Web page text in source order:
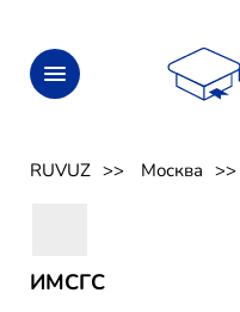
RUVUZ Москва
ИМСГС